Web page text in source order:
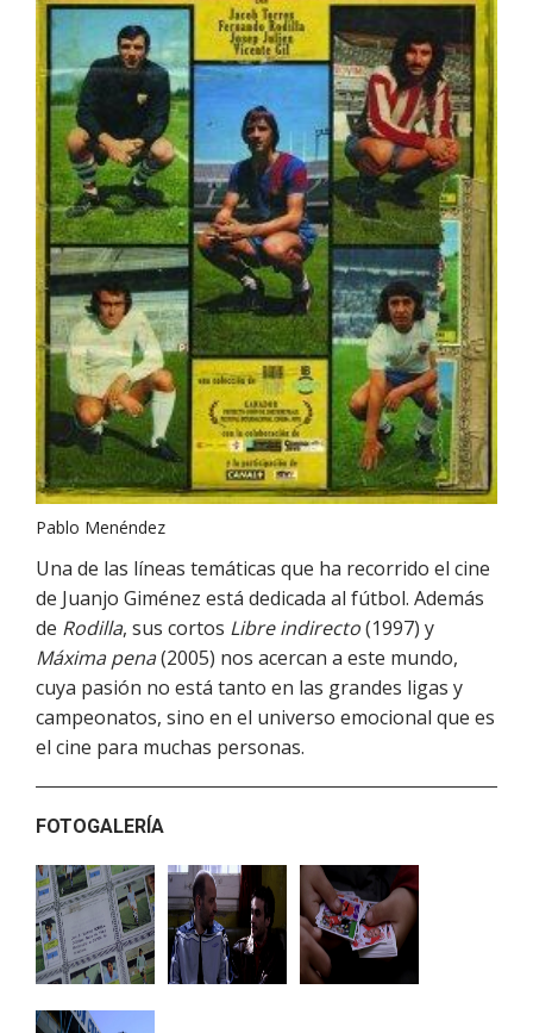
Pablo Menéndez
Una de las líneas temáticas que ha recorrido el cine
de Juanjo Giménez está dedicada al fútbol. Además
de Rodilla, sus cortos Libre indirecto(1997) y
Máxima pena(2005) nos acercan a este mundo,
cuya pasión no está tanto en las grandes ligas y
campeonatos, sino en el universo emocional que es
el cine para muchas personas.
FOTOGALERÍA